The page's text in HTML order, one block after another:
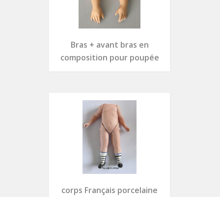
Bras + avant bras en
composition pour poupée
corps Français porcelaine